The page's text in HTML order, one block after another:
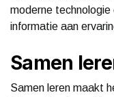
moderne
informatie aan
Samen
Samen leren maakt